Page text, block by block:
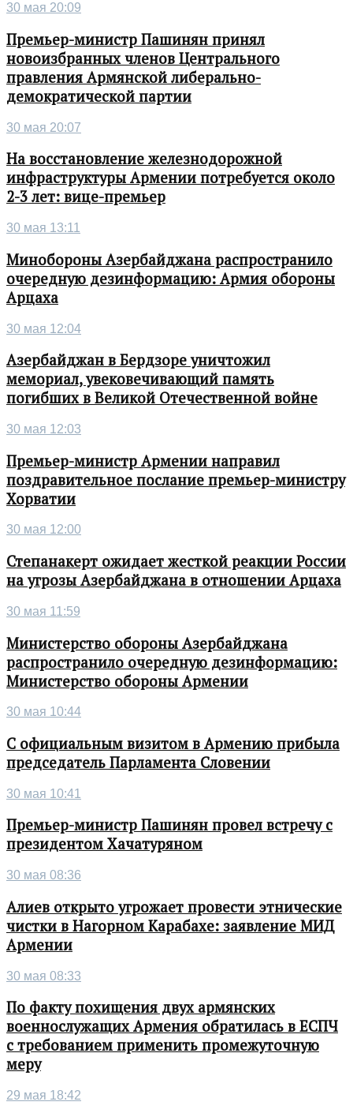
30 мая 20:09
Премьер-министр Пашинян принял
новоизбранных членов Центрального
правления Армянской либерально-
демократической партии
30 мая 20:07
На восстановление железнодорожной
инфраструктуры Армении потребуется около
2-3 лет: вице-премьер
30 мая 13:11
Минобороны Азербайджана распространило
очередную дезинформацию: Армия обороны
Арцаха
30 мая 12:04
Азербайджан в Бердзоре уничтожил
мемориал, увековечивающий память
погибших в Великой Отечественной войне
30 мая 12:03
Премьер-министр Армении направил
поздравительное послание премьер-министру
Хорватии
30 мая 12:00
Степанакерт ожидает жесткой реакции России
на угрозы Азербайджана в отношении Арцаха
30 мая 11:59
Министерство обороны Азербайджана
распространило очередную дезинформацию:
Министерство обороны Армении
30 мая 10:44
С официальным визитом в Армению прибыла
председатель Парламента Словении
30 мая 10:41
Премьер-министр Пашинян провел встречу с
президентом Хачатуряном
30 мая 08:36
Алиев открыто угрожает провести этнические
чистки в Нагорном Карабахе: заявление МИД
Армении
30 мая 08:33
По факту похищения двух армянских
военнослужащих Армения обратилась в ЕСПЧ
с требованием применить промежуточную
меру
29 мая 18:42